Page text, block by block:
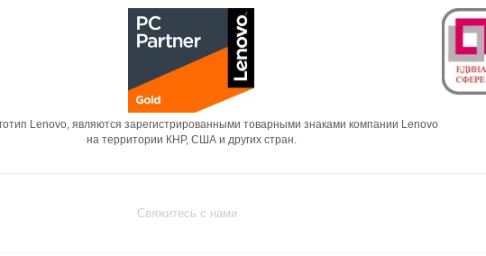
Lenovo, являются зарегистрированными товарными знаками компании Lenovo
на территории КНР, США и других стран.
Свяжитесь с нами